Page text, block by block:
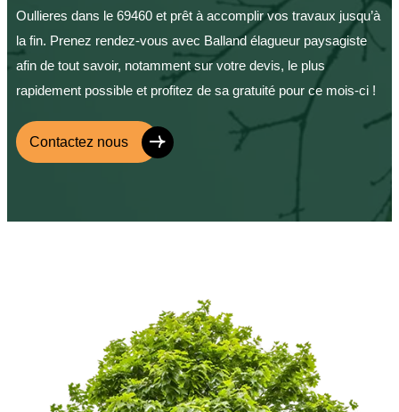
Oullieres dans le 69460 et prêt à accomplir vos travaux jusqu’à
la fin. Prenez rendez-vous avec Balland élagueur paysagiste
afin de tout savoir, notamment sur votre devis, le plus
rapidement possible et profitez de sa gratuité pour ce mois-ci !
Contactez nous